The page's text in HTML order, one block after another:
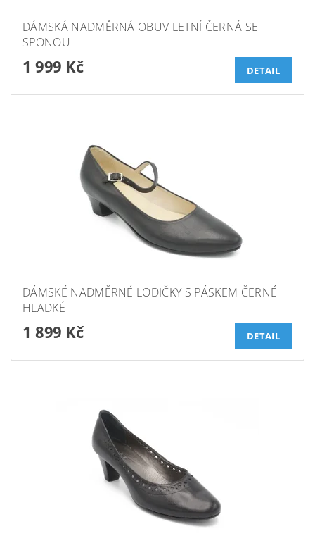
DÁMSKÁ NADMĚRNÁ OBUV LETNÍ ČERNÁ SE
SPONOU
1 999 Kč DETAIL
DÁMSKÉ NADMĚRNÉ LODIČKY S PÁSKEM ČERNÉ
HLADKÉ
1 899 Kč DETAIL